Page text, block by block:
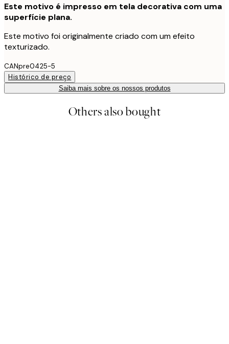
Este motivo é impresso em tela decorativa com uma
superfície plana.
Este motivo foi originalmente criado com um efeito
texturizado.
CANpre0425-5
Histórico de preço
Saiba mais sobre os nossos produtos
Others also bought